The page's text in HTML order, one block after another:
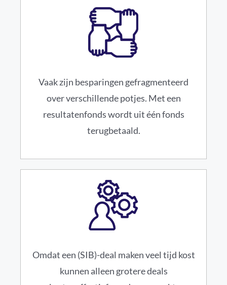
Vaak zijn besparingen gefragmenteerd
over verschillende potjes. Met een
resultatenfonds wordt uit één fonds
terugbetaald.
Omdat een (SIB)-deal maken veel tijd kost
kunnen alleen grotere deals